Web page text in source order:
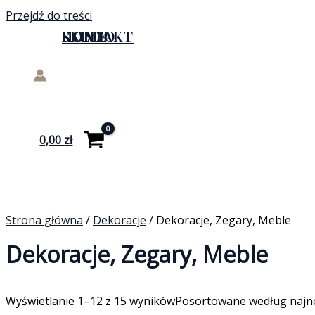
Przejdź do treści
HOME
SKLEP
KONTAKT
KONTO
0,00 zł
Strona główna / Dekoracje / Dekoracje, Zegary, Meble
Dekoracje, Zegary, Meble
Wyświetlanie 1–12 z 15 wynikówPosortowane według